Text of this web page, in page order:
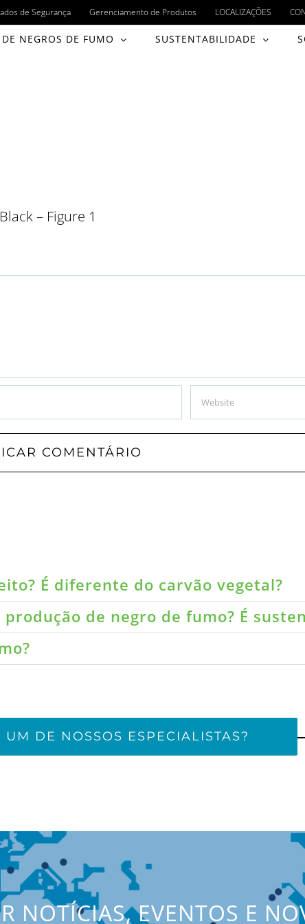
de Segurança Gerenciamento de Produtos LOCALIZAÇÕES
DE NEGROS DE FUMO SUSTENTABILIDADE
– Figure 1
É diferente do carvão vegetal?
de negro de fumo? É
DE NOSSOS ESPECIALISTAS?
NOTÍCIAS, EVENTOS E